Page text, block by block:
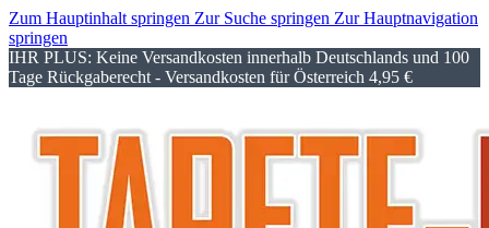
Zum Hauptinhalt springen Zur Suche springen Zur Hauptnavigation
springen
IHR PLUS: Keine Versandkosten innerhalb Deutschlands und 100
Tage Rückgaberecht - Versandkosten für Österreich 4,95 €